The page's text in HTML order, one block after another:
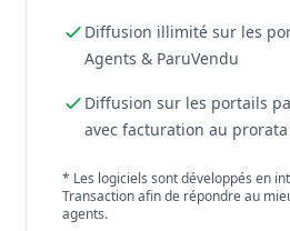
Diffusion illimité sur les
Agents & ParuVendu
Diffusion sur les portails
avec facturation au prorata
* Les logiciels sont développés en
Transaction afin de répondre au
agents.